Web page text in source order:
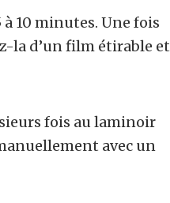
10 minutes. Une fois
la d’un film étirable et
fois au laminoir
avec un